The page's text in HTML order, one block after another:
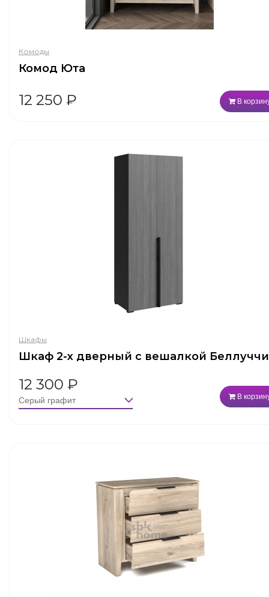
Комоды
Комод Юта
12 250 ₽ В
Шкафы
Шкаф 2-х дверный с вешалкой Беллуччи
12 300 ₽
В